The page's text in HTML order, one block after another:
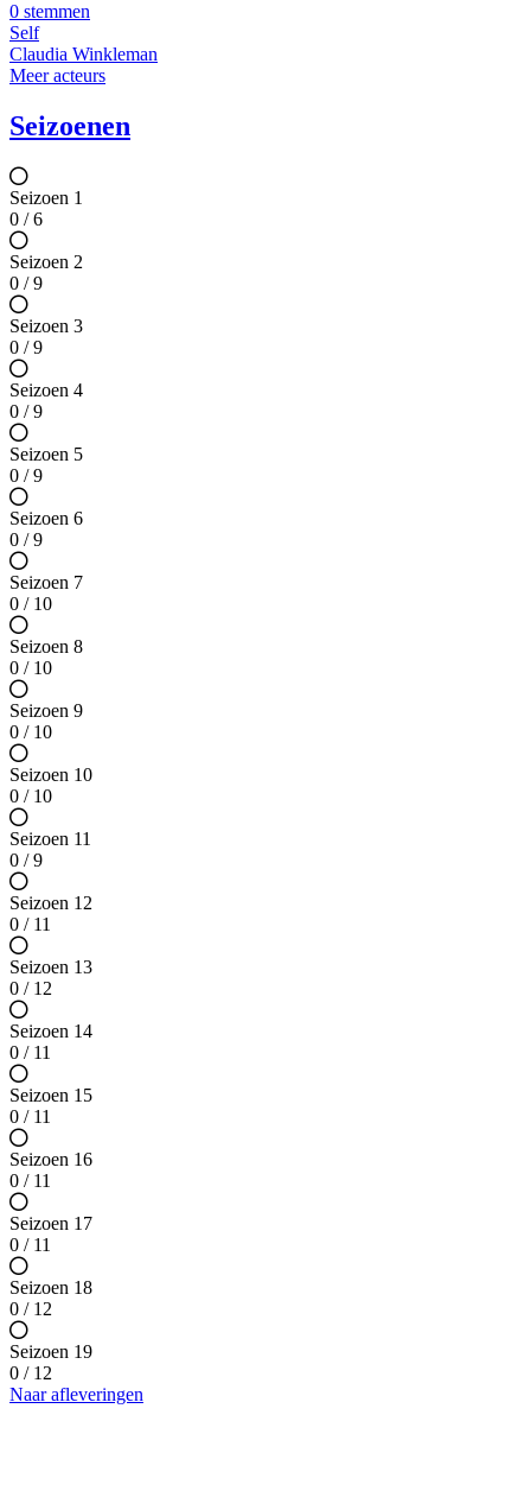
0 stemmen
Self
Claudia Winkleman
Meer acteurs
Seizoenen
Seizoen 1
0 / 6
Seizoen 2
0 / 9
Seizoen 3
0 / 9
Seizoen 4
0 / 9
Seizoen 5
0 / 9
Seizoen 6
0 / 9
Seizoen 7
0 / 10
Seizoen 8
0 / 10
Seizoen 9
0 / 10
Seizoen 10
0 / 10
Seizoen 11
0 / 9
Seizoen 12
0 / 11
Seizoen 13
0 / 12
Seizoen 14
0 / 11
Seizoen 15
0 / 11
Seizoen 16
0 / 11
Seizoen 17
0 / 11
Seizoen 18
0 / 12
Seizoen 19
0 / 12
Naar afleveringen